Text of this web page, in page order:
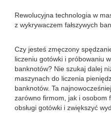
Rewolucyjna technologia w
z wykrywaczem fałszywych
Czy jesteś zmęczony
liczeniu gotówki i próbowaniu
banknotów? Nie szukaj dalej
maszynach do liczenia
banknotów. Ta
zarówno firmom, jak i osobom
obsługi gotówki i zwiększyć